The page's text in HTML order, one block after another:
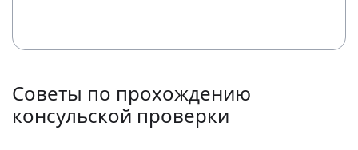
Советы по прохождению
консульской проверки